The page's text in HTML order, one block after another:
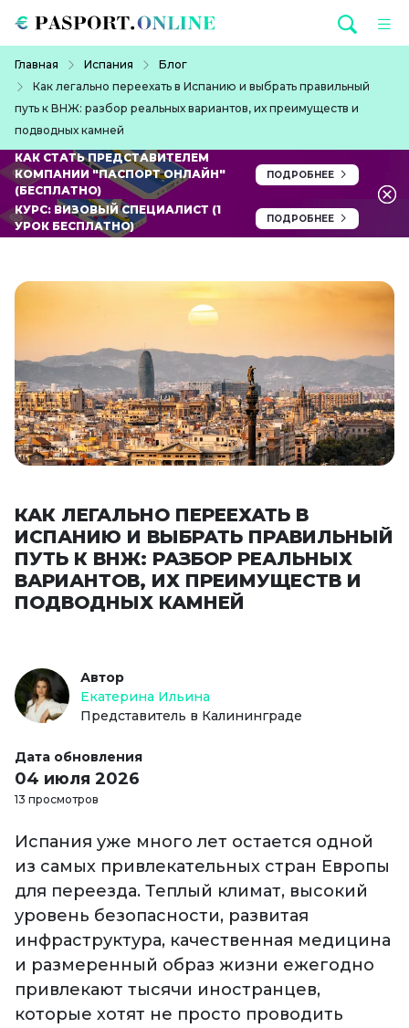
Главная Испания
Блог
Как легально переехать в Испанию и выбрать правильный
путь к ВНЖ: разбор реальных вариантов, их преимуществ и
подводных камней
КАК СТАТЬ ПРЕДСТАВИТЕЛЕМ
КОМПАНИИ "ПАСПОРТ ОНЛАЙН"
(БЕСПЛАТНО)
ПОДРОБНЕЕ
КУРС: ВИЗОВЫЙ СПЕЦИАЛИСТ (1
УРОК БЕСПЛАТНО)
ПОДРОБНЕЕ
КАК ЛЕГАЛЬНО ПЕРЕЕХАТЬ В
ИСПАНИЮ И ВЫБРАТЬ ПРАВИЛЬНЫЙ
ПУТЬ К ВНЖ: РАЗБОР РЕАЛЬНЫХ
ВАРИАНТОВ, ИХ ПРЕИМУЩЕСТВ И
ПОДВОДНЫХ КАМНЕЙ
Автор
Екатерина Ильина
Представитель в Калининграде
Дата обновления
04 июля 2026
13 просмотров
Испания уже много лет остается одной
из самых привлекательных стран Европы
для переезда. Теплый климат, высокий
уровень безопасности, развитая
инфраструктура, качественная медицина
и размеренный образ жизни ежегодно
привлекают тысячи иностранцев,
которые хотят не просто проводить